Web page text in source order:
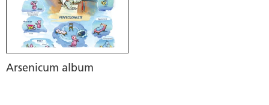
Arsenicum album